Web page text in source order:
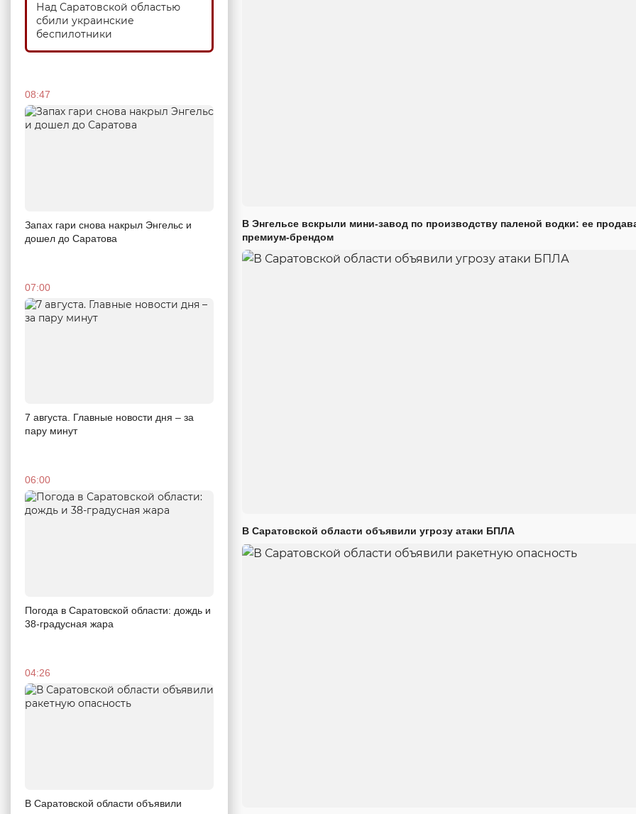
Над Саратовской областью
сбили украинские
беспилотники
08:47
Запах гари снова накрыл Энгельс и
дошел до Саратова
07:00
7 августа. Главные новости дня – за
пару минут
06:00
Погода в Саратовской области: дождь и
38-градусная жара
04:26
В Саратовской области объявили
В Энгельсе вскрыли мини-завод по производству паленой водки: ее
премиум-брендом
В Саратовской области объявили угрозу атаки БПЛА